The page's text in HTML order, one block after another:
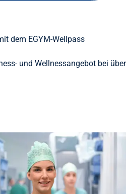
dem EGYM-Wellpass
und Wellnessangebot bei über
und Patienten
arbeiten wir Hand in
Arbeiten im OP und
”